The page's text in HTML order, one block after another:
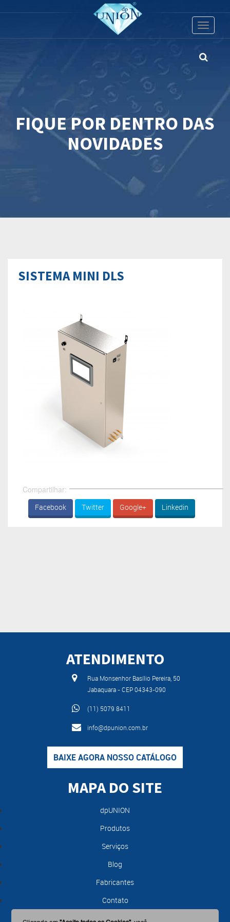
Toggle
FIQUE POR DENTRO DAS
NOVIDADES
SISTEMA MINI DLS
Compartilhar:
Facebook Twitter Google+ Linkedin
ATENDIMENTO
Rua Monsenhor Basílio Pereira, 50
Jabaquara - CEP 04343-090
(11) 5079 8411
info@dpunion.com.br
BAIXE AGORA NOSSO CATÁLOGO
MAPA DO SITE
dpUNION
Produtos
Serviços
Blog
Fabricantes
Contato